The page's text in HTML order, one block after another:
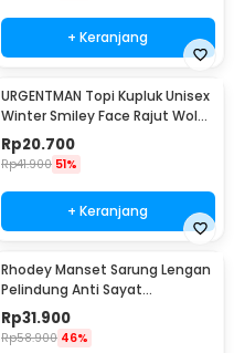
+ Keranjang
URGENTMAN Topi Kupluk Unisex
Winter Smiley Face Rajut Wol
Beanie Hat - NM-DS01
Rp20.700
Rp41.900 51%
+ Keranjang
Rhodey Manset Sarung Lengan
Pelindung Anti Sayat
Polyethylene Fiber - SYLC-
HB001
Rp31.900
Rp58.900 46%